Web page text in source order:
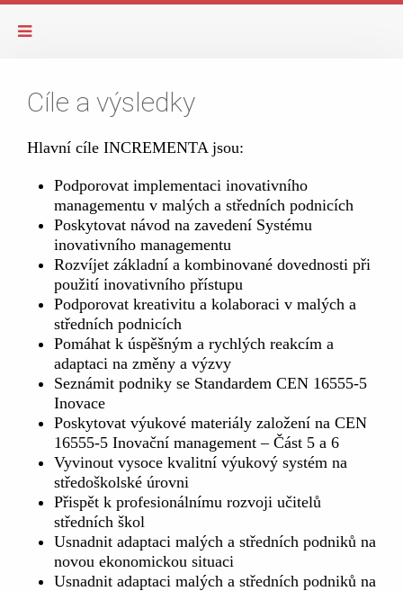
Cíle a výsledky
Hlavní cíle INCREMENTA jsou:
Podporovat implementaci inovativního
managementu v malých a středních podnicích
Poskytovat návod na zavedení Systému
inovativního managementu
Rozvíjet základní a kombinované dovednosti při
použití inovativního přístupu
Podporovat kreativitu a kolaboraci v malých a
středních podnicích
Pomáhat k úspěšným a rychlých reakcím a
adaptaci na změny a výzvy
Seznámit podniky se Standardem CEN 16555-5
Inovace
Poskytovat výukové materiály založení na CEN
16555-5 Inovační management – Část 5 a 6
Vyvinout vysoce kvalitní výukový systém na
středoškolské úrovni
Přispět k profesionálnímu rozvoji učitelů
středních škol
Usnadnit adaptaci malých a středních podniků na
novou ekonomickou situaci
Usnadnit adaptaci malých a středních podniků na